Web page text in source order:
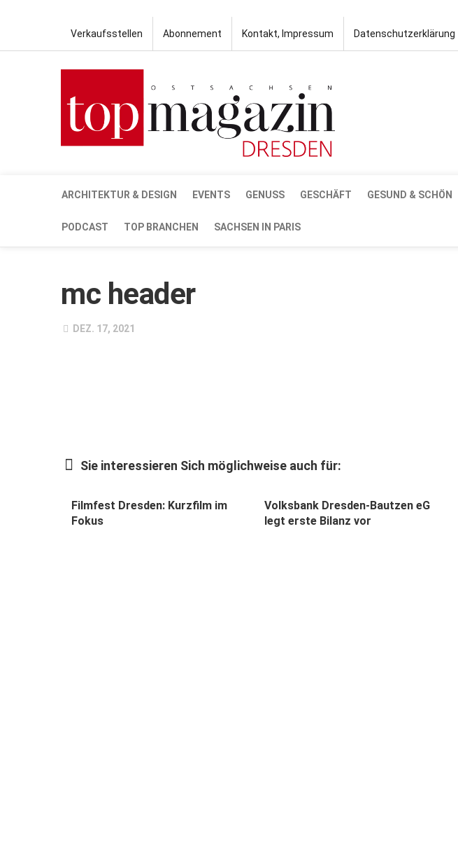
Verkaufsstellen Abonnement Kontakt, Impressum Datenschutzerklärung
ARCHITEKTUR & DESIGN EVENTS GENUSS GESCHÄFT GESUND & SCHÖN
PODCAST TOP BRANCHEN SACHSEN IN PARIS
mc header
DEZ. 17, 2021
Sie interessieren Sich möglichweise auch für:
Filmfest Dresden: Kurzfilm im
Fokus
Volksbank Dresden-Bautzen eG
legt erste Bilanz vor